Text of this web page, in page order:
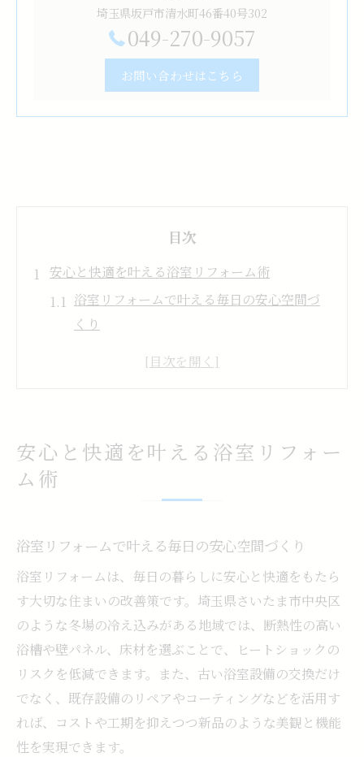
埼玉県坂戸市清水町46番40号302
049-270-9057
お問い合わせはこちら
目次
安心と快適を叶える浴室リフォーム術
浴室リフォームで叶える毎日の安心空間づ
くり
家族に優しい浴室リフォームの基本ポイン
浴室リフォームで実現するストレスフリー
安心感が続く浴室リフォームの秘訣とは
家族の安全性を高める最新リフォーム案
アイデア
滑りにくい床採用で安心な浴室リフォーム
段差解消がもたらす浴室リフォームの安全
効果
浴室リフォームでヒートショック対策を徹
底強化
安心と快適を叶える浴室リフォー
ム術
浴室リフォームで叶える毎日の安心空間づくり
浴室リフォームは、毎日の暮らしに安心と快適をもたら
す大切な住まいの改善策です。埼玉県さいたま市中央区
のような冬場の冷え込みがある地域では、断熱性の高い
浴槽や壁パネル、床材を選ぶことで、ヒートショックの
リスクを低減できます。また、古い浴室設備の交換だけ
でなく、既存設備のリペアやコーティングなどを活用す
れば、コストや工期を抑えつつ新品のような美観と機能
性を実現できます。